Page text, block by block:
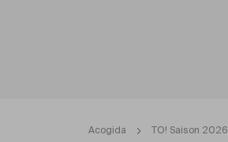
Acogida TO! Saison 2026